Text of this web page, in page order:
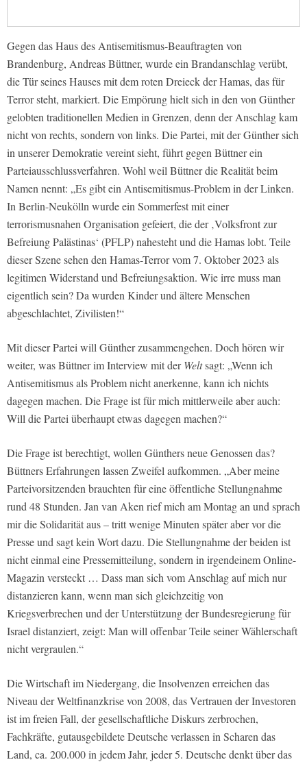
Gegen das Haus des Antisemitismus-Beauftragten von
Brandenburg, Andreas Büttner, wurde ein Brandanschlag verübt,
die Tür seines Hauses mit dem roten Dreieck der Hamas, das für
Terror steht, markiert. Die Empörung hielt sich in den von Günther
gelobten traditionellen Medien in Grenzen, denn der Anschlag kam
nicht von rechts, sondern von links. Die Partei, mit der Günther sich
in unserer Demokratie vereint sieht, führt gegen Büttner ein
Parteiausschlussverfahren. Wohl weil Büttner die Realität beim
Namen nennt: „Es gibt ein Antisemitismus-Problem in der Linken.
In Berlin-Neukölln wurde ein Sommerfest mit einer
terrorismusnahen Organisation gefeiert, die der ‚Volksfront zur
Befreiung Palästinas‘ (PFLP) nahesteht und die Hamas lobt. Teile
dieser Szene sehen den Hamas-Terror vom 7. Oktober 2023 als
legitimen Widerstand und Befreiungsaktion. Wie irre muss man
eigentlich sein? Da wurden Kinder und ältere Menschen
abgeschlachtet, Zivilisten!“
Mit dieser Partei will Günther zusammengehen. Doch hören wir
weiter, was Büttner im Interview mit derWeltsagt: „Wenn ich
Antisemitismus als Problem nicht anerkenne, kann ich nichts
dagegen machen. Die Frage ist für mich mittlerweile aber auch:
Will die Partei überhaupt etwas dagegen machen?“
Die Frage ist berechtigt, wollen Günthers neue Genossen das?
Büttners Erfahrungen lassen Zweifel aufkommen. „Aber meine
Parteivorsitzenden brauchten für eine öffentliche Stellungnahme
rund 48 Stunden. Jan van Aken rief mich am Montag an und sprach
mir die Solidarität aus – tritt wenige Minuten später aber vor die
Presse und sagt kein Wort dazu. Die Stellungnahme der beiden ist
nicht einmal eine Pressemitteilung, sondern in irgendeinem Online-
Magazin versteckt … Dass man sich vom Anschlag auf mich nur
distanzieren kann, wenn man sich gleichzeitig von
Kriegsverbrechen und der Unterstützung der Bundesregierung für
Israel distanziert, zeigt: Man will offenbar Teile seiner Wählerschaft
nicht vergraulen.“
Die Wirtschaft im Niedergang, die Insolvenzen erreichen das
Niveau der Weltfinanzkrise von 2008, das Vertrauen der Investoren
ist im freien Fall, der gesellschaftliche Diskurs zerbrochen,
Fachkräfte, gutausgebildete Deutsche verlassen in Scharen das
Land, ca. 200.000 in jedem Jahr, jeder 5. Deutsche denkt über das